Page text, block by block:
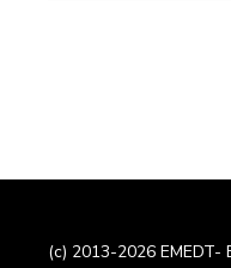
(c) 2013-2026